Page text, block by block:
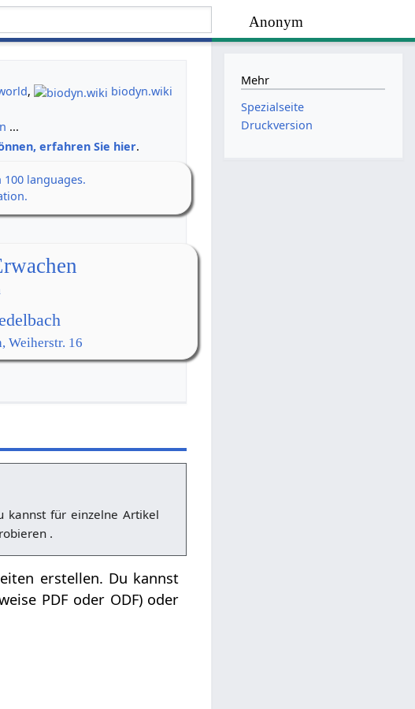
Anonym
,
biodyn.wiki
...
erfahren Sie hier.
languages.
Weiherstr. 16
kannst für einzelne Artikel
.
erstellen. Du kannst
PDF oder ODF) oder
Mehr
Spezialseite
Druckversion